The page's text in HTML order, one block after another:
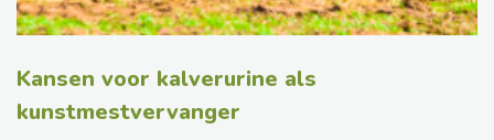
Kansen voor kalverurine als
kunstmestvervanger